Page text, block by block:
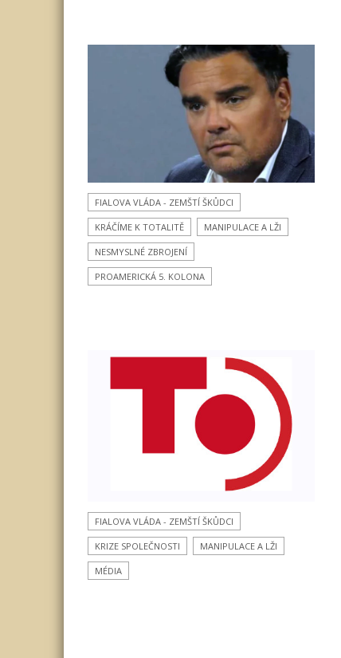
FIALOVA VLÁDA - ZEMŠTÍ ŠKŮDCI
KRÁČÍME K TOTALITĚ MANIPULACE A LŽI
NESMYSLNÉ ZBROJENÍ
PROAMERICKÁ 5. KOLONA
FIALOVA VLÁDA - ZEMŠTÍ ŠKŮDCI
KRIZE SPOLEČNOSTI MANIPULACE A LŽI
MÉDIA